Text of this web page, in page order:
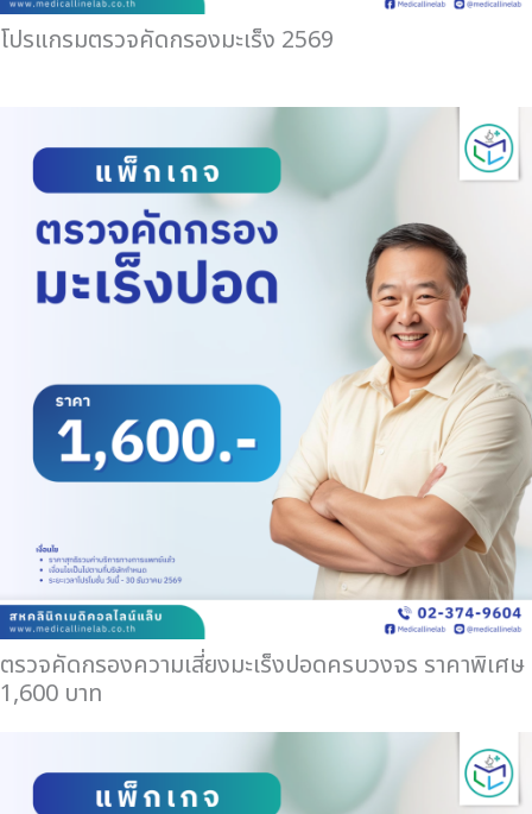
โปรแกรมตรวจคัดกรองมะเร็ง 2569
ตรวจคัดกรองความเสี่ยงมะเร็งปอดครบวงจร ราคาพิเศษ
1,600 บาท